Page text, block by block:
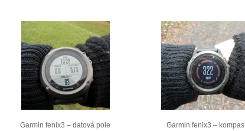
Garmin fenix3 – datová pole Garmin fenix3 – kompas